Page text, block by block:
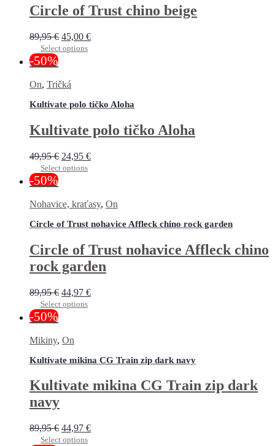
Circle of Trust chino beige
89,95€ 45,00 €
Select options
-50%
On, Tričká
Kultivate polo tičko Aloha
Kultivate polo tičko Aloha
49,95€ 24,95 €
Select options
-50%
Nohavice, kraťasy, On
Circle of Trust nohavice Affleck chino rock garden
Circle of Trust nohavice Affleck chino
rock garden
89,95€ 44,97 €
Select options
-50%
Mikiny, On
Kultivate mikina CG Train zip dark navy
Kultivate mikina CG Train zip dark
navy
89,95€ 44,97 €
Select options